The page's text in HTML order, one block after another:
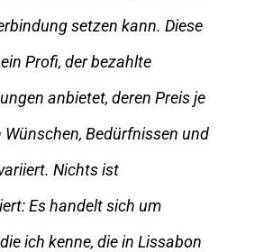
setzen kann. Diese
Profi, der bezahlte
anbietet, deren Preis je
Wünschen, Bedürfnissen und
Nichts ist
Es handelt sich um
ich kenne, die in Lissabon